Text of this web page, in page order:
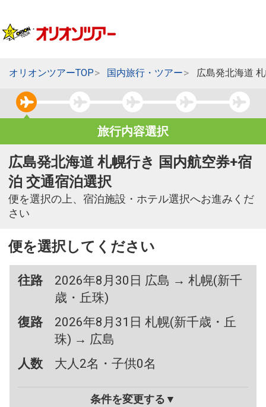
オリオンツアーTOP 国内旅行・ツアー 広島発北海道
旅行内容選択
広島発北海道 札幌行き 国内航空券+宿
泊 交通宿泊選択
便を選択の上、宿泊施設・ホテル選択へお進みくだ
さい
便を選択してください
往路
2026年8月30日 広島 → 札幌(新千
歳・丘珠)
復路
2026年8月31日 札幌(新千歳・丘
珠) → 広島
人数
大人2名・子供0名
条件を変更する▼